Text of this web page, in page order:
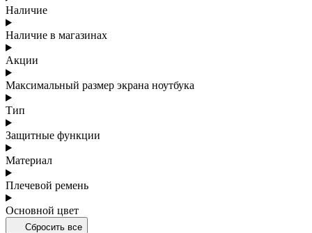
Наличие
Наличие в магазинах
Акции
Максимальный размер экрана ноутбука
Тип
Защитные функции
Материал
Плечевой ремень
Основной цвет
Сбросить все